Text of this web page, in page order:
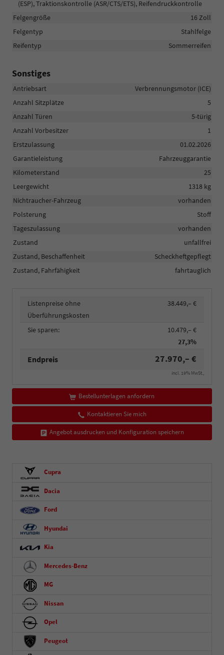
(ESP), Traktionskontrolle (ASR/CTS/ETS), Reifendruckkontrolle
Felgengröße
16 Zoll
Felgentyp
Stahlfelge
Reifentyp
Sommerreifen
Sonstiges
Antriebsart
Verbrennungsmotor (ICE)
Anzahl Sitzplätze
5
Anzahl Türen
5-türig
Anzahl Vorbesitzer
1
Erstzulassung
01.02.2026
Garantieleistung
Fahrzeuggarantie
Kilometerstand
25
Leergewicht
1318 kg
Nichtraucher-Fahrzeug
vorhanden
Polsterung
Stoff
Tageszulassung
vorhanden
Zustand
unfallfrei
Zustand, Beschaffenheit
Scheckheftgepflegt
Zustand, Fahrfähigkeit
fahrtauglich
Listenpreise ohne
Überführungskosten
38.449,– €
Sie sparen:
10.479,– €
27,3%
Endpreis 27.970,– €
incl. 19% MwSt.,
Bestellunterlagen anfordern
Kontaktieren Sie mich
Angebot ausdrucken und Konfiguration speichern
Cupra
Dacia
Ford
Hyundai
Kia
Mercedes-Benz
MG
Nissan
Opel
Peugeot